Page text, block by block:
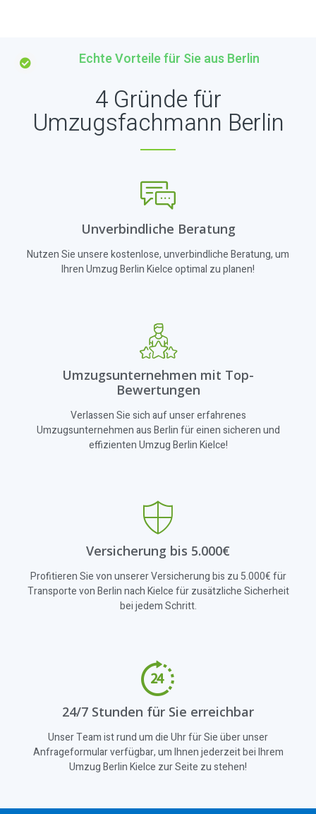
Echte Vorteile für Sie aus Berlin
4 Gründe für
Umzugsfachmann Berlin
Unverbindliche Beratung
Nutzen Sie unsere kostenlose, unverbindliche Beratung, um
Ihren Umzug Berlin Kielce optimal zu planen!
Umzugsunternehmen mit Top-
Bewertungen
Verlassen Sie sich auf unser erfahrenes
Umzugsunternehmen aus Berlin für einen sicheren und
effizienten Umzug Berlin Kielce!
Versicherung bis 5.000€
Profitieren Sie von unserer Versicherung bis zu 5.000€ für
Transporte von Berlin nach Kielce für zusätzliche Sicherheit
bei jedem Schritt.
24/7 Stunden für Sie erreichbar
Unser Team ist rund um die Uhr für Sie über unser
Anfrageformular verfügbar, um Ihnen jederzeit bei Ihrem
Umzug Berlin Kielce zur Seite zu stehen!